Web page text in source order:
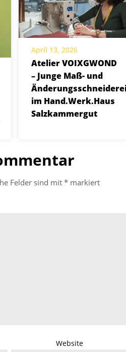
April 13, 2026
Atelier VOIXGWOND
– Junge Maß- und
im Hand.Werk.Haus
Salzkammergut
Felder sind mit *markiert
Website